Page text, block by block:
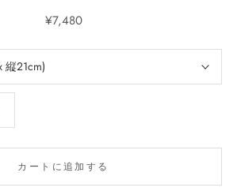
¥7,480
縦21cm)
カートに追加する